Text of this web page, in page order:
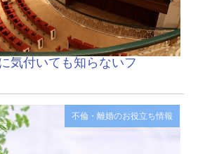
気付いても知らないフ
不倫・離婚のお役立ち情報